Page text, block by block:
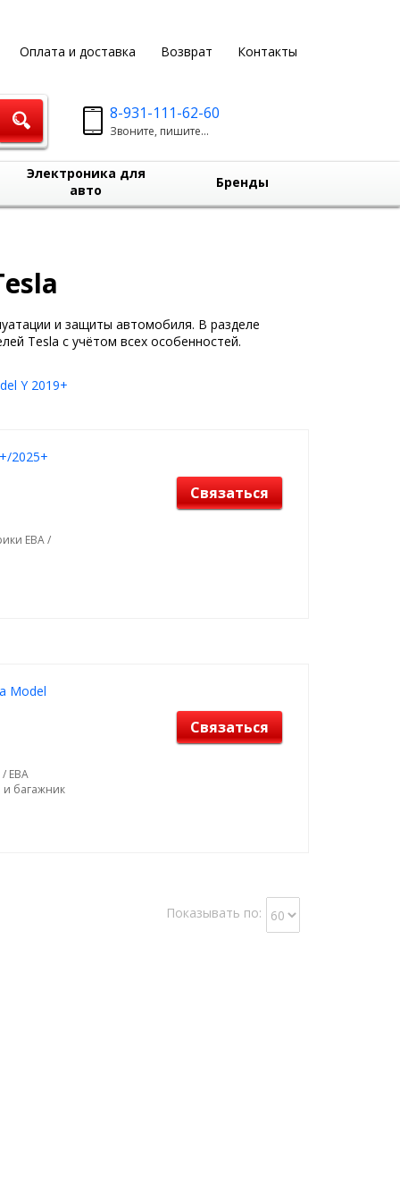
Оплата и доставка Возврат Контакты
8-931-111-62-60
Звоните, пишите...
Электроника для
авто
Бренды
и защиты автомобиля. В разделе
Tesla с учётом всех особенностей.
Y 2019+
2025+
ЕВА /
Связаться
Model
ЕВА
и багажник
Связаться
Показывать по: